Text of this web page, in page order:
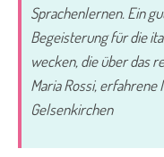
Sprachenlernen. Ein
Begeisterung für die
wecken, die über das
Maria Rossi,
Gelsenkirchen